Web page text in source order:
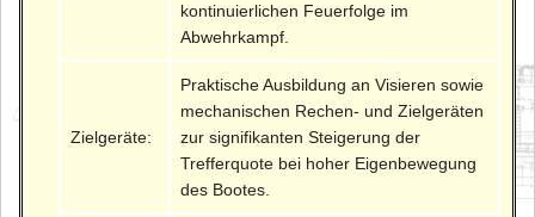
kontinuierlichen Feuerfolge im
Abwehrkampf.
Zielgeräte:
Praktische Ausbildung an Visieren sowie
mechanischen Rechen- und Zielgeräten
zur signifikanten Steigerung der
Trefferquote bei hoher Eigenbewegung
des Bootes.